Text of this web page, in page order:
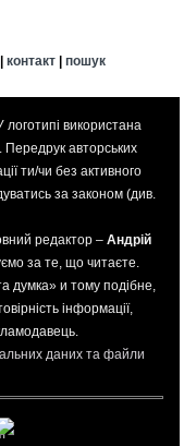
контакт| пошук
логотипі використана
Передрук авторських
ти/чи без активного
за законом (див.
редактор – Андрій
за те, що читаєте.
думка» и тому подібне,
інформації,
даних та файли